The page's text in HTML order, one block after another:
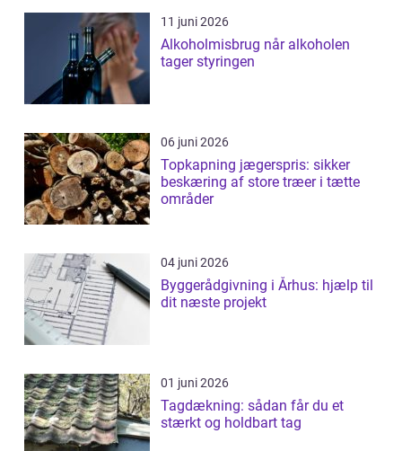
11 juni 2026
Alkoholmisbrug når alkoholen
tager styringen
06 juni 2026
Topkapning jægerspris: sikker
beskæring af store træer i tætte
områder
04 juni 2026
Byggerådgivning i Århus: hjælp til
dit næste projekt
01 juni 2026
Tagdækning: sådan får du et
stærkt og holdbart tag